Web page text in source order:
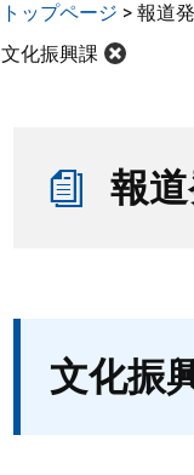
e
ス
トップページ > 報道
文化振興課
報
文化振